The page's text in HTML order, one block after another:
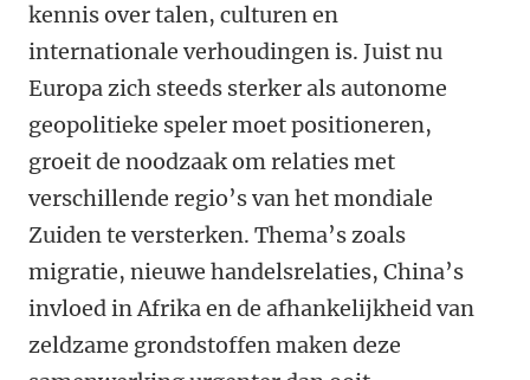
kennis over talen, culturen en
internationale verhoudingen is. Juist nu
Europa zich steeds sterker als autonome
geopolitieke speler moet positioneren,
groeit de noodzaak om relaties met
verschillende regio’s van het mondiale
Zuiden te versterken. Thema’s zoals
migratie, nieuwe handelsrelaties, China’s
invloed in Afrika en de afhankelijkheid van
zeldzame grondstoffen maken deze